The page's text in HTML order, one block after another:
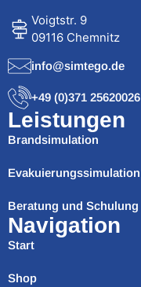
Voigtstr. 9
09116 Chemnitz
info@simtego.de
+49 (0)371 25620026
Leistungen
Brandsimulation
Evakuierungssimulation
Beratung und Schulung
Navigation
Start
Shop